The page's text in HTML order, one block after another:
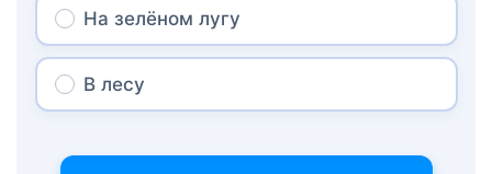
На зелёном лугу
В лесу